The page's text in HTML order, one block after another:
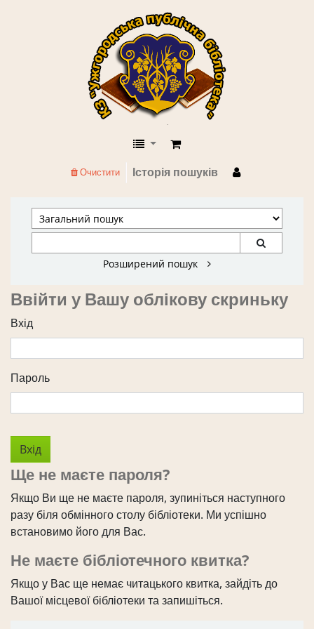
КЗ "Ужгородська публічна
Історія пошуків
Очистити
Розширений пошук
Ввійти у Вашу облікову скриньку
Вхід
Пароль
Ще не маєте пароля?
Якщо Ви ще не маєте пароля, зупиніться наступного
разу біля обмінного столу бібліотеки. Ми успішно
встановимо його для Вас.
Не маєте бібліотечного квитка?
Якщо у Вас ще немає читацького квитка, зайдіть до
Вашої місцевої бібліотеки та запишіться.